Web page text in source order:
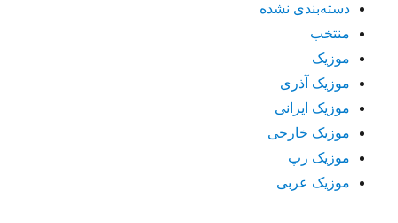
دسته‌بندی نشده
منتخب
موزیک
موزیک آذری
موزیک ایرانی
موزیک خارجی
موزیک رپ
موزیک عربی